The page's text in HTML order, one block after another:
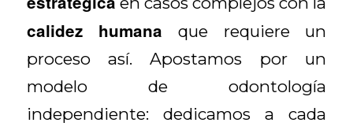
calidez humana que requiere un
proceso así. Apostamos por un
modelo de odontología
independiente: dedicamos a cada